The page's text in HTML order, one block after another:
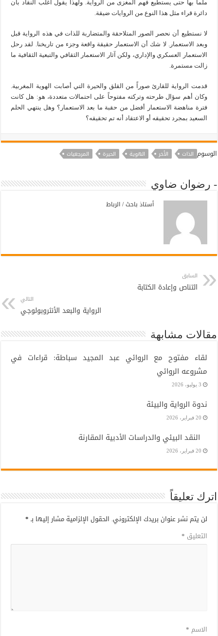
ملماً بها حتى يستطيع فهم المغزى من الرواية. ولهذا يقول أغلب النقاد بأن
دائرة قراء مثل هذا النوع من الروايات ضيقة.
لا نستطيع أن نحصر الصور المتلاحقة والمتضاربة للذات في هذه الرواية قبل
وبعد الاستعمار. لا شك أن الاستعمار حقيقة واقعة وجزء من تاريخنا. لقد رحل
الاستعمار العسكري والإداري، ولكن آثار الاستعمار الثقافي والتبعية الثقافية ما
زالت مستمرة.
قدمت الرواية للقارئ صوراً من القلق والحيرة التي أصابت الهوية المغربية.
وكان أهم سؤال طرحته وتركته مفتوحاً على احتمالات متعددة، هو: هل كانت
فترة مناهضة الاستعمار أفضل من حقبة ما بعد الاستعمار؟ وهل ينتهي الحلم
السعيد بمجرد تحقيقه أو الاعتقاد أنه تم تحقيقه؟
الوسوم الذات الأخر الهوية الحيرة المرجعيات
- رضوان ضاوي
أستاذ باحث / الرباط
السابق
التناص وإعادة الكتابة
التالي
الرواية والبعد الأنثروبولوجي
مقالات مشابهة
لقاء مفتوح مع الروائي عبد المجيد سباطة: قراءات في
مشروعه الروائي
3 يوليو، 2026
ندوة الرواية والبيئة
20 فبراير، 2026
النقد البيئي والدراسات الأدبية المقارنة
20 فبراير، 2026
اترك تعليقاً
لن يتم نشر عنوان بريدك الإلكتروني. الحقول الإلزامية مشار إليها بـ *
التعليق *
الاسم *